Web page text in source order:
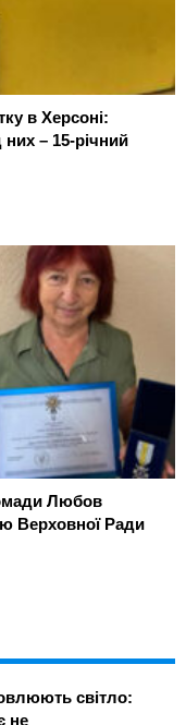
в Херсоні:
них – 15-річний
Любов
Верховної Ради
світло:
не